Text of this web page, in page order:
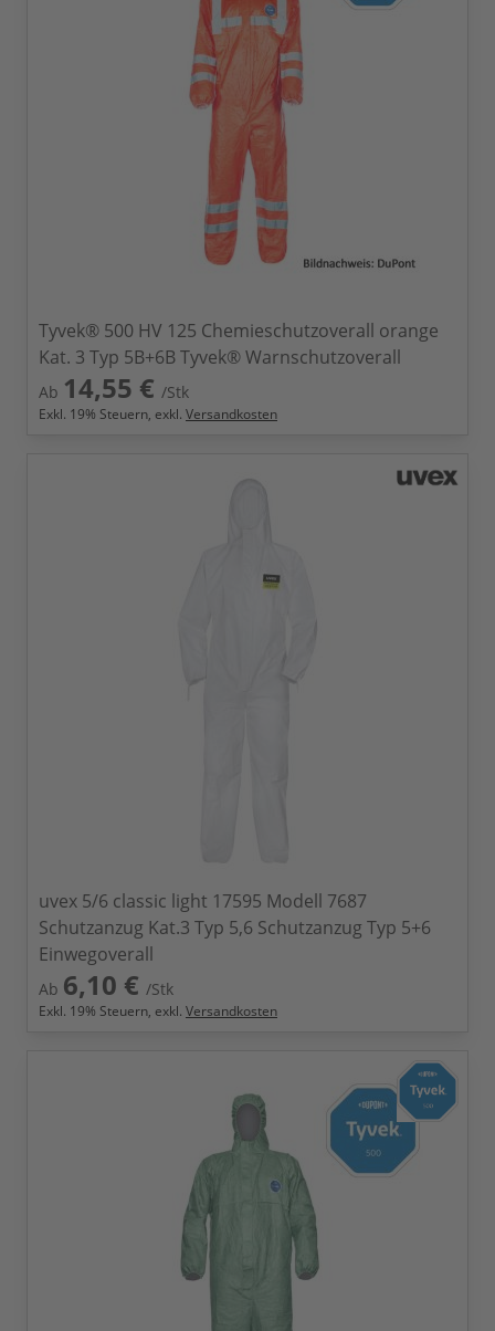
Tyvek® 500 HV 125 Chemieschutzoverall orange
Kat. 3 Typ 5B+6B Tyvek® Warnschutzoverall
Ab 14,55 € /Stk
Exkl. 19% Steuern, exkl. Versandkosten
uvex 5/6 classic light 17595 Modell 7687
Schutzanzug Kat.3 Typ 5,6 Schutzanzug Typ 5+6
Einwegoverall
Ab 6,10 € /Stk
Exkl. 19% Steuern, exkl. Versandkosten